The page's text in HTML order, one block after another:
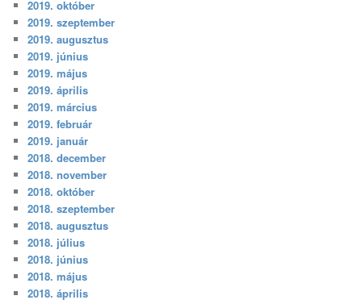
2019. október
2019. szeptember
2019. augusztus
2019. június
2019. május
2019. április
2019. március
2019. február
2019. január
2018. december
2018. november
2018. október
2018. szeptember
2018. augusztus
2018. július
2018. június
2018. május
2018. április